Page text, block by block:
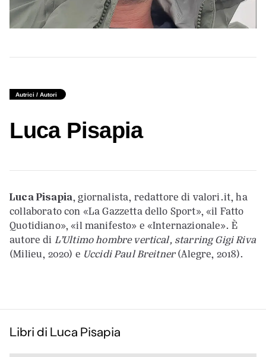
Autrici / Autori
Luca Pisapia
Luca Pisapia, giornalista, redattore di valori.it, ha
collaborato con «La Gazzetta dello Sport», «il Fatto
Quotidiano», «il manifesto» e «Internazionale». È
autore di L’Ultimo hombre vertical, starring Gigi Riva
(Milieu, 2020) e Uccidi Paul Breitner(Alegre, 2018).
Libri di Luca Pisapia